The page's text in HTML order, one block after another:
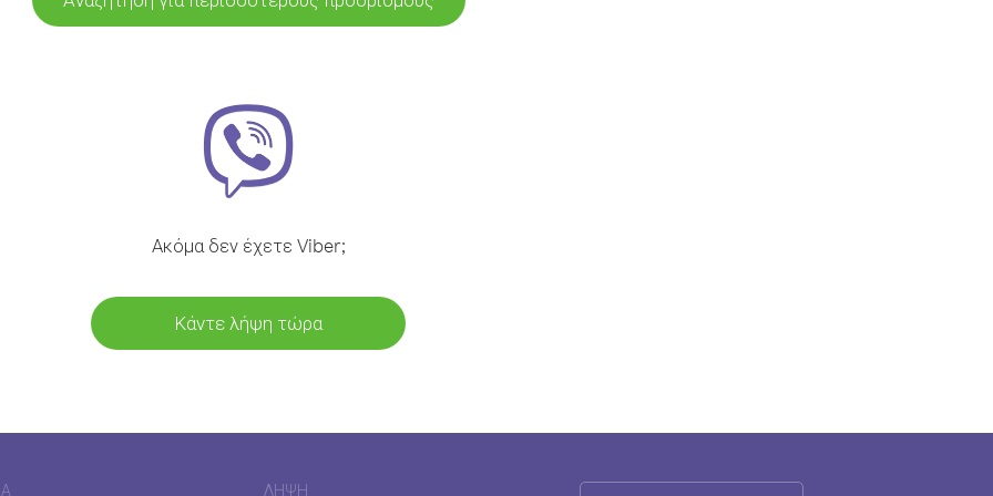
Ακόμα δεν έχετε Viber;
Κάντε λήψη τώρα
ΛΉΨΗ